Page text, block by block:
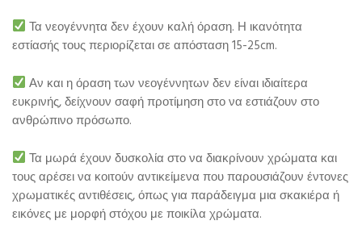
Τα νεογέννητα δεν έχουν καλή όραση. Η ικανότητα
εστίασής τους περιορίζεται σε απόσταση 15-25cm.
Αν και η όραση των νεογέννητων δεν είναι ιδιαίτερα
ευκρινής, δείχνουν σαφή προτίμηση στο να εστιάζουν στο
ανθρώπινο πρόσωπο.
Τα μωρά έχουν δυσκολία στο να διακρίνουν χρώματα και
τους αρέσει να κοιτούν αντικείμενα που παρουσιάζουν έντονες
χρωματικές αντιθέσεις, όπως για παράδειγμα μια σκακιέρα ή
εικόνες με μορφή στόχου με ποικίλα χρώματα.